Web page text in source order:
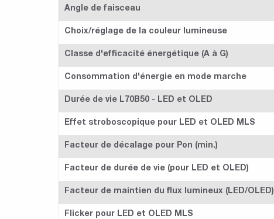
Angle de faisceau
Choix/réglage de la couleur lumineuse
Classe d'efficacité énergétique (A à G)
Consommation d'énergie en mode marche
Durée de vie L70B50 - LED et OLED
Effet stroboscopique pour LED et OLED MLS
Facteur de décalage pour Pon (min.)
Facteur de durée de vie (pour LED et OLED)
Facteur de maintien du flux lumineux (LED/OLED)
Flicker pour LED et OLED MLS